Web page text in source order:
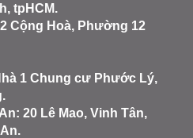
tpHCM.
Cộng Hoà, Phường 12
1 Chung cư Phước Lý,
: 20 Lê Mao, Vinh Tân,